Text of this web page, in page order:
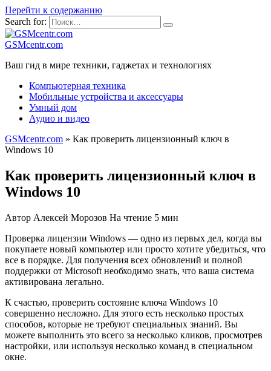
Перейти к содержанию
Search for:
GSMcentr.com
Ваш гид в мире техники, гаджетах и технологиях
Компьютерная техника
Мобильные устройства и аксессуары
Умный дом
Аудио и видео
GSMcentr.com » Как проверить лицензионный ключ в
Windows 10
Как проверить лицензионный ключ в
Windows 10
Автор Алексей Морозов На чтение 5 мин
Проверка лицензии Windows — одно из первых дел, когда вы
покупаете новый компьютер или просто хотите убедиться, что
все в порядке. Для получения всех обновлений и полной
поддержки от Microsoft необходимо знать, что ваша система
активирована легально.
К счастью, проверить состояние ключа Windows 10
совершенно несложно. Для этого есть несколько простых
способов, которые не требуют специальных знаний. Вы
можете выполнить это всего за несколько кликов, просмотрев
настройки, или используя несколько команд в специальном
окне.